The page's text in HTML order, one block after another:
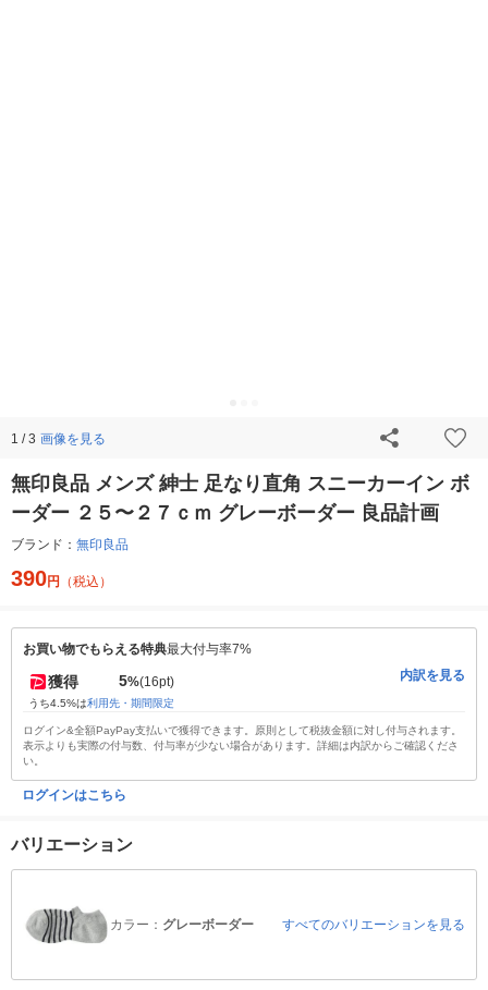
1 / 3 画像を見る
無印良品 メンズ 紳士 足なり直角 スニーカーイン ボ
ーダー ２５〜２７ｃｍ グレーボーダー 良品計画
ブランド： 無印良品
390円 （税込）
お買い物でもらえる特典最大付与率7%
獲得 5%(16pt)
うち4.5%は利用先・期間限定
内訳を見る
ログイン&全額PayPay支払いで獲得できます。原則として税抜金額に対し付与されます。
表示よりも実際の付与数、付与率が少ない場合があります。詳細は内訳からご確認くださ
い。
ログインはこちら
バリエーション
カラー： グレーボーダー すべてのバリエーションを見る